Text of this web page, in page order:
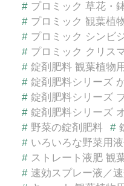
# プロミック 草花・
# プロミック 観葉植
# プロミック シンビ
# プロミック クリス
# 錠剤肥料 観葉植物用
# 錠剤肥料シリーズ
# 錠剤肥料シリーズ
# 錠剤肥料シリーズ
# 野菜の錠剤肥料 #
# いろいろな野菜用
# ストレート液肥 観
# 速効スプレー液／